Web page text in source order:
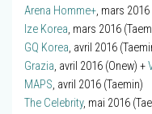
Arena Homme+, mars 2016
Ize Korea, mars 2016
GQ Korea, avril 2016
Grazia, avril 2016 (Onew) +
MAPS, avril 2016 (Taemin)
The Celebrity, mai 2016